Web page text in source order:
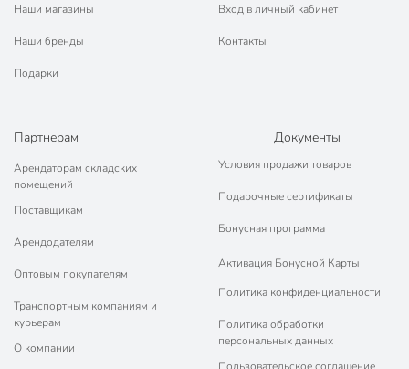
Наши магазины
Наши бренды
Подарки
Вход в личный кабинет
Контакты
Партнерам
Арендаторам складских
помещений
Поставщикам
Арендодателям
Оптовым покупателям
Транспортным компаниям и
курьерам
О компании
Документы
Условия продажи товаров
Подарочные сертификаты
Бонусная программа
Активация Бонусной Карты
Политика конфиденциальности
Политика обработки
персональных данных
Пользовательское соглашение